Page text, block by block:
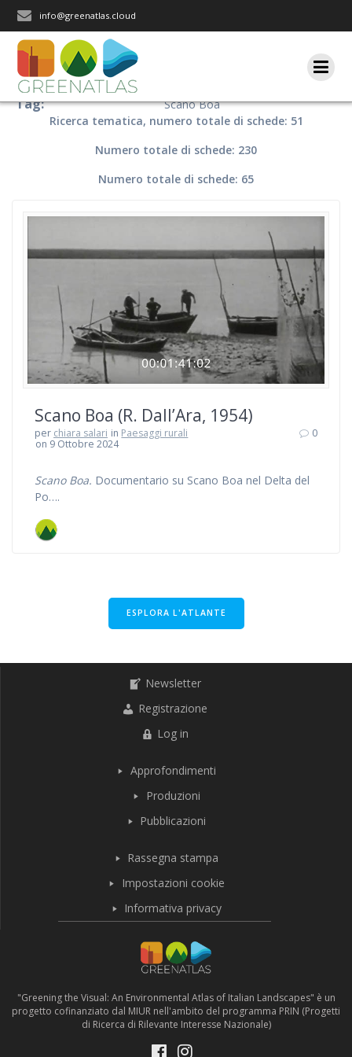
info@greenatlas.cloud
Tag:
Scano Boa
Ricerca tematica, numero totale di schede: 51
Numero totale di schede: 230
Numero totale di schede: 65
Scano Boa (R. Dall’Ara, 1954)
per chiara salari in Paesaggi rurali
on 9 Ottobre 2024
0
Scano Boa. Documentario su Scano Boa nel Delta del
Po….
ESPLORA L'ATLANTE
Newsletter
Registrazione
Log in
Approfondimenti
Produzioni
Pubblicazioni
Rassegna stampa
Impostazioni cookie
Informativa privacy
"Greening the Visual: An Environmental Atlas of Italian Landscapes" è un
progetto cofinanziato dal MIUR nell'ambito del programma PRIN (Progetti
di Ricerca di Rilevante Interesse Nazionale)